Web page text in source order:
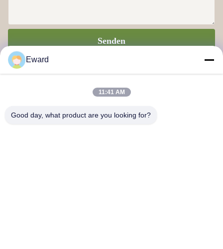
Senden
Eward
11:41 AM
Good day, what product are you looking for?